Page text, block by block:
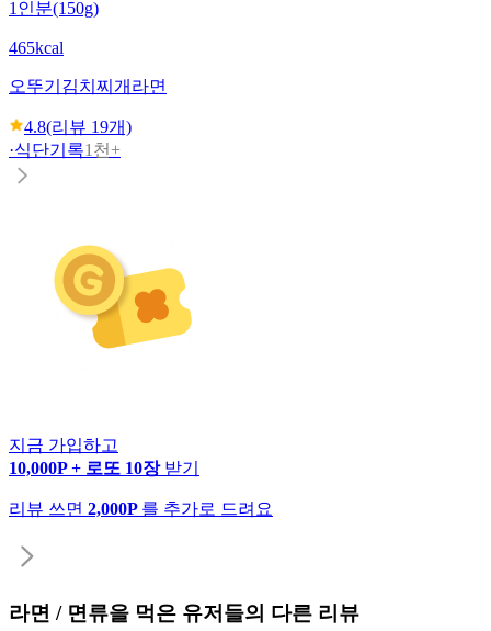
1인분(150g)
465kcal
오뚜기 김치찌개라면
4.8(리뷰 19개)
·식단기록1천+
지금 가입하고
10,000P + 로또 10장 받기
리뷰 쓰면 2,000P 를 추가로 드려요
라면 / 면류을 먹은 유저들의 다른 리뷰